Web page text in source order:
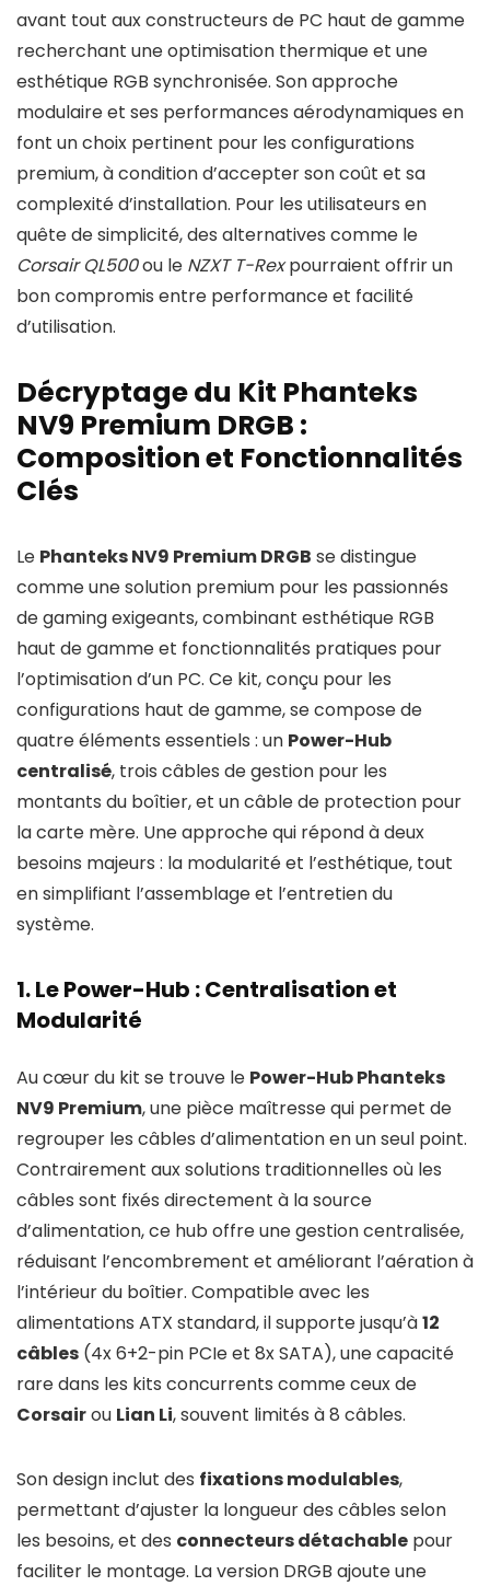
avant tout aux constructeurs de PC haut de gamme
recherchant une optimisation thermique et une
esthétique RGB synchronisée. Son approche
modulaire et ses performances aérodynamiques en
font un choix pertinent pour les configurations
premium, à condition d’accepter son coût et sa
complexité d’installation. Pour les utilisateurs en
quête de simplicité, des alternatives comme le
Corsair QL500ou le NZXT T-Rexpourraient offrir un
bon compromis entre performance et facilité
d’utilisation.
Décryptage du Kit Phanteks
NV9 Premium DRGB :
Composition et Fonctionnalités
Clés
Le Phanteks NV9 Premium DRGB se distingue
comme une solution premium pour les passionnés
de gaming exigeants, combinant esthétique RGB
haut de gamme et fonctionnalités pratiques pour
l’optimisation d’un PC. Ce kit, conçu pour les
configurations haut de gamme, se compose de
quatre éléments essentiels : un Power-Hub
centralisé, trois câbles de gestion pour les
montants du boîtier, et un câble de protection pour
la carte mère. Une approche qui répond à deux
besoins majeurs : la modularité et l’esthétique, tout
en simplifiant l’assemblage et l’entretien du
système.
1. Le Power-Hub : Centralisation et
Modularité
Au cœur du kit se trouve le Power-Hub Phanteks
NV9 Premium, une pièce maîtresse qui permet de
regrouper les câbles d’alimentation en un seul point.
Contrairement aux solutions traditionnelles où les
câbles sont fixés directement à la source
d’alimentation, ce hub offre une gestion centralisée,
réduisant l’encombrement et améliorant l’aération à
l’intérieur du boîtier. Compatible avec les
alimentations ATX standard, il supporte jusqu’à12
câbles (4x 6+2-pin PCIe et 8x SATA), une capacité
rare dans les kits concurrents comme ceux de
Corsairou Lian Li, souvent limités à 8 câbles.
Son design inclut des fixations modulables,
permettant d’ajuster la longueur des câbles selon
les besoins, et des connecteurs détachable pour
faciliter le montage. La version DRGB ajoute une